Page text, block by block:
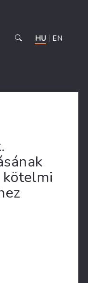
HU EN
kötelmi